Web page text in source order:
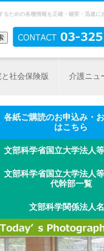
ための各種情報を正確・確実・迅速に
社会保険版 介護ニュ
各紙ご購読のお申込み・
はこちら
文部科学省国立大学法人
文部科学省国立大学法人
代幹部一覧
文部科学関係法人